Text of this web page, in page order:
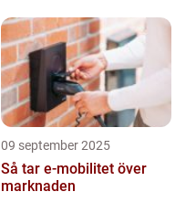
09 september 2025
Så tar e-mobilitet över
marknaden